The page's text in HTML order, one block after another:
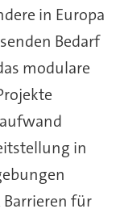
in Europa
Bedarf
modulare
in
Barrieren für